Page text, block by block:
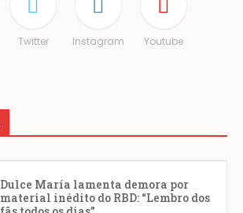
Twitter Instagram Youtube
Dulce María lamenta demora por
material inédito do RBD: “Lembro dos